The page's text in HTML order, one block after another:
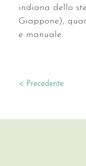
indiana dello
Giappone),
e manuale.
< Precedente